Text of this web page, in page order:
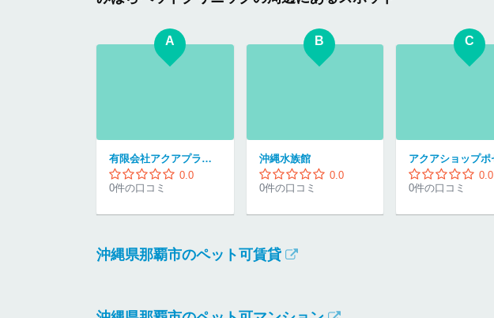
A
有限会社アクアプランニング
0.0
0件の口コミ
B
沖縄水族館
0.0
0件の口コミ
C
0.0
0件の口コミ
沖縄県那覇市のペット可賃貸